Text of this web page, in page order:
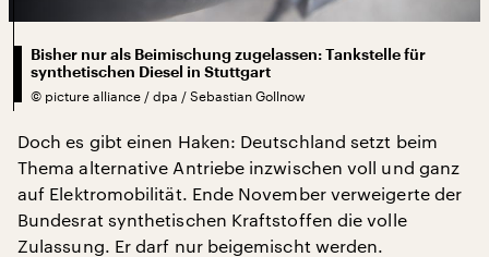
Bisher nur als Beimischung zugelassen: Tankstelle für
synthetischen Diesel in Stuttgart
© picture alliance / dpa / Sebastian Gollnow
Doch es gibt einen Haken: Deutschland setzt beim
Thema alternative Antriebe inzwischen voll und ganz
auf Elektromobilität. Ende November verweigerte der
Bundesrat synthetischen Kraftstoffen die volle
Zulassung. Er darf nur beigemischt werden.